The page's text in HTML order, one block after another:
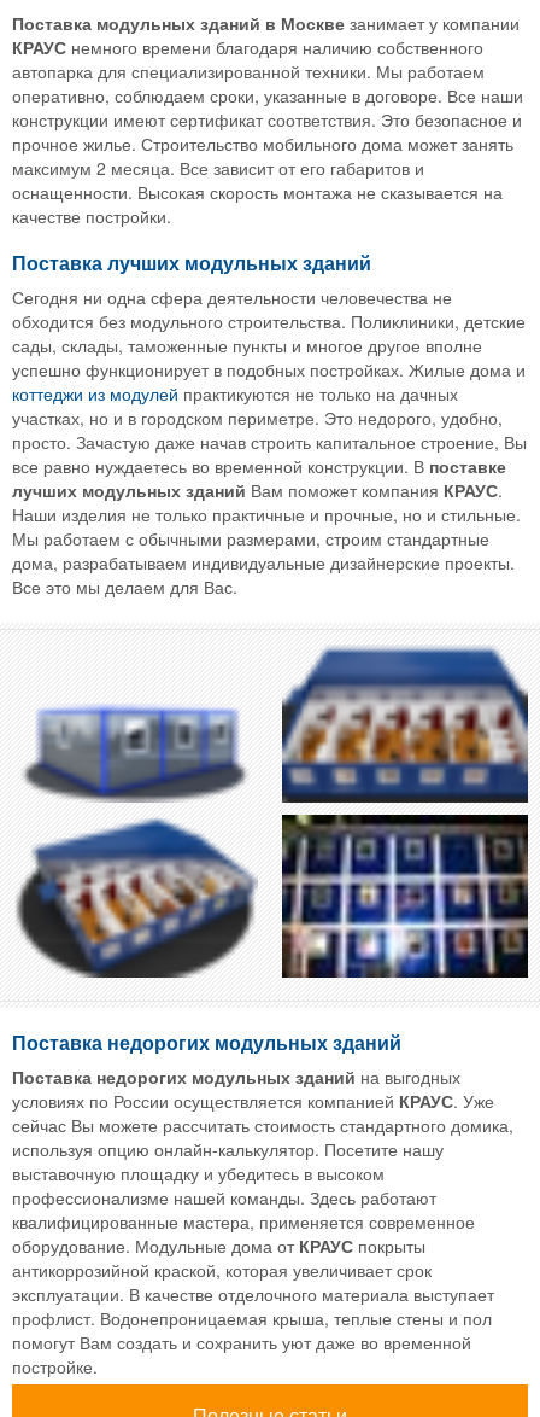
Поставка модульных зданий в Москве занимает у компании
КРАУС немного времени благодаря наличию собственного
автопарка для специализированной техники. Мы работаем
оперативно, соблюдаем сроки, указанные в договоре. Все наши
конструкции имеют сертификат соответствия. Это безопасное и
прочное жилье. Строительство мобильного дома может занять
максимум 2 месяца. Все зависит от его габаритов и
оснащенности. Высокая скорость монтажа не сказывается на
качестве постройки.
Поставка лучших модульных зданий
Сегодня ни одна сфера деятельности человечества не
обходится без модульного строительства. Поликлиники, детские
сады, склады, таможенные пункты и многое другое вполне
успешно функционирует в подобных постройках. Жилые дома и
коттеджи из модулей практикуются не только на дачных
участках, но и в городском периметре. Это недорого, удобно,
просто. Зачастую даже начав строить капитальное строение, Вы
все равно нуждаетесь во временной конструкции. В поставке
лучших модульных зданий Вам поможет компания КРАУС.
Наши изделия не только практичные и прочные, но и стильные.
Мы работаем с обычными размерами, строим стандартные
дома, разрабатываем индивидуальные дизайнерские проекты.
Все это мы делаем для Вас.
Поставка недорогих модульных зданий
Поставка недорогих модульных зданий на выгодных
условиях по России осуществляется компанией КРАУС. Уже
сейчас Вы можете рассчитать стоимость стандартного домика,
используя опцию онлайн-калькулятор. Посетите нашу
выставочную площадку и убедитесь в высоком
профессионализме нашей команды. Здесь работают
квалифицированные мастера, применяется современное
оборудование. Модульные дома от КРАУС покрыты
антикоррозийной краской, которая увеличивает срок
эксплуатации. В качестве отделочного материала выступает
профлист. Водонепроницаемая крыша, теплые стены и пол
помогут Вам создать и сохранить уют даже во временной
постройке.